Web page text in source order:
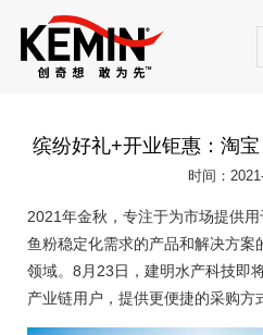
缤纷好礼+开业钜惠：淘宝
时间：
2021年金秋，专注于为市场提供
鱼粉稳定化需求的产品和解决方案
领域。8月23日，建明水产科技即
产业链用户，提供更便捷的采购方